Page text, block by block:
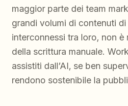
maggior parte dei team
grandi volumi di contenuti di
interconnessi tra loro, non è
della scrittura manuale.
assistiti dall’AI, se ben
rendono sostenibile la